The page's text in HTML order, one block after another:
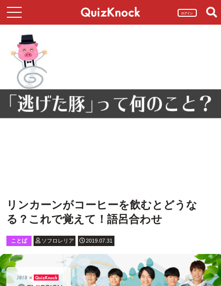
ログイン
リンカーンがコーヒーを飲むとどうな
る？これで覚えて！語呂合わせ
ことば ソフロレリア 2019.07.31